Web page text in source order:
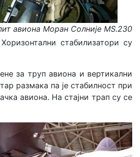
авиона Моран Солније MS.230
стабилизатори су
за труп авиона и вертикални
размака па је стабилност при
авиона. На стајни трап су се